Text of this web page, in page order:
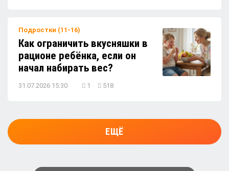
Подростки (11-16)
Как ограничить вкусняшки в
рационе ребёнка, если он
начал набирать вес?
31.07.2026 15:30 1 518
ЕЩЁ